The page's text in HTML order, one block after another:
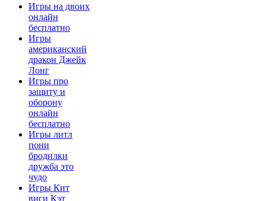
Игры на двоих
онлайн
бесплатно
Игры
американский
дракон Джейк
Лонг
Игры про
защиту и
оборону
онлайн
бесплатно
Игры литл
пони
бродилки
дружба это
чудо
Игры Кит
виси Кэт